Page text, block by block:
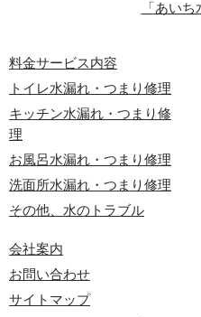
「あいち
料金サービス内容
トイレ水漏れ・つまり修理
キッチン水漏れ・つまり修
理
お風呂水漏れ・つまり修理
洗面所水漏れ・つまり修理
その他、水のトラブル
会社案内
お問い合わせ
サイトマップ